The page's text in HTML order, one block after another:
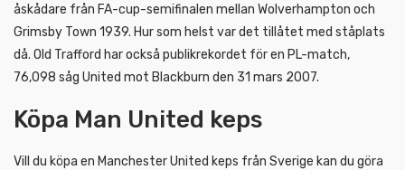
åskådare från FA-cup-semifinalen mellan Wolverhampton och
Grimsby Town 1939. Hur som helst var det tillåtet med ståplats
då. Old Trafford har också publikrekordet för en PL-match,
76,098 såg United mot Blackburn den 31 mars 2007.
Köpa Man United keps
Vill du köpa en Manchester United keps från Sverige kan du göra